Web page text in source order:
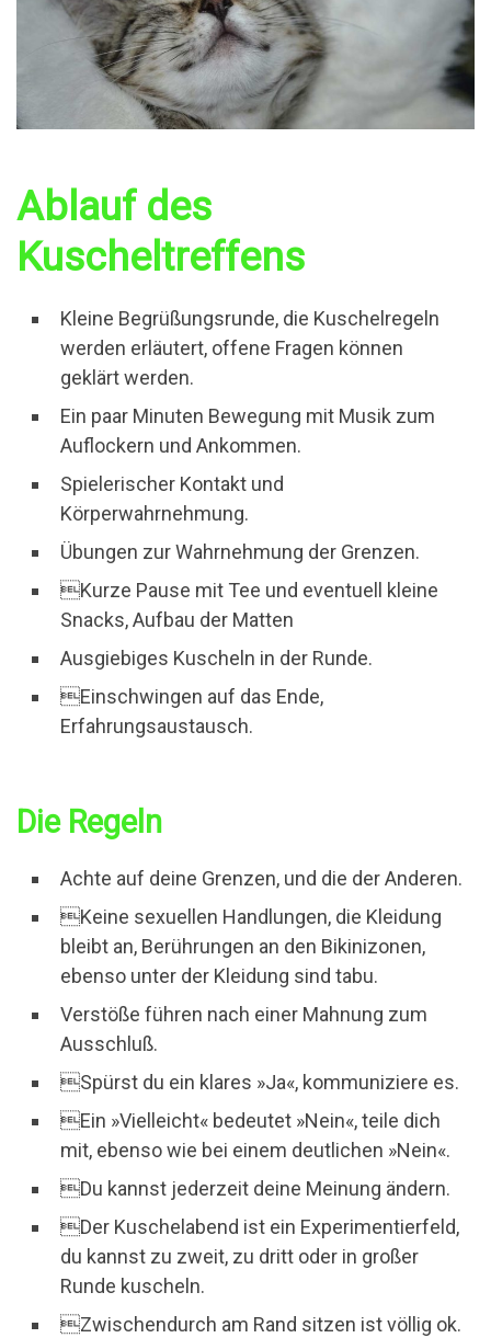
Ablauf des
Kuscheltreffens
Kleine Begrüßungsrunde, die Kuschelregeln
werden erläutert, offene Fragen können
geklärt werden.
Ein paar Minuten Bewegung mit Musik zum
Auflockern und Ankommen.
Spielerischer Kontakt und
Körperwahrnehmung.
Übungen zur Wahrnehmung der Grenzen.
Kurze Pause mit Tee und eventuell kleine
Snacks, Aufbau der Matten
Ausgiebiges Kuscheln in der Runde.
Einschwingen auf das Ende,
Erfahrungsaustausch.
Die Regeln
Achte auf deine Grenzen, und die der Anderen.
Keine sexuellen Handlungen, die Kleidung
bleibt an, Berührungen an den Bikinizonen,
ebenso unter der Kleidung sind tabu.
Verstöße führen nach einer Mahnung zum
Ausschluß.
Spürst du ein klares »Ja«, kommuniziere es.
Ein »Vielleicht« bedeutet »Nein«, teile dich
mit, ebenso wie bei einem deutlichen »Nein«.
Du kannst jederzeit deine Meinung ändern.
Der Kuschelabend ist ein Experimentierfeld,
du kannst zu zweit, zu dritt oder in großer
Runde kuscheln.
Zwischendurch am Rand sitzen ist völlig ok.